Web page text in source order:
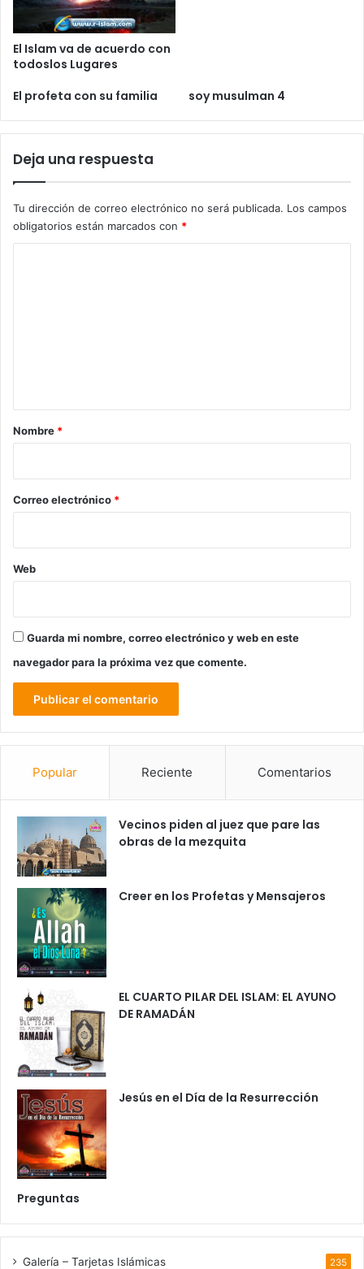
El Islam va de acuerdo con
todoslos Lugares
El profeta con su familia
soy musulman 4
Deja una respuesta
Tu dirección de correo electrónico no será publicada. Los campos
obligatorios están marcados con *
r
*
Nombre *
Correo electrónico *
Web
Guarda mi nombre, correo electrónico y web en este
navegador para la próxima vez que comente.
Popular Reciente Comentarios
Vecinos piden al juez que pare las
obras de la mezquita
Creer en los Profetas y Mensajeros
EL CUARTO PILAR DEL ISLAM: EL AYUNO
DE RAMADÁN
Jesús en el Día de la Resurrección
Preguntas
Galería – Tarjetas Islámicas 235